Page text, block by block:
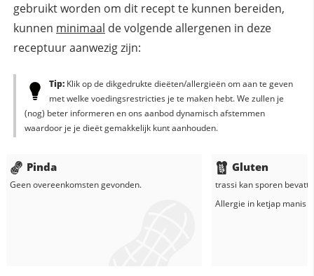
gebruikt worden om dit recept te kunnen bereiden,
kunnen minimaal de volgende allergenen in deze
receptuur aanwezig zijn:
Tip:Klik op de dikgedrukte dieëten/allergieën om aan te geven
met welke voedingsrestricties je te maken hebt. We zullen je
(nog) beter informeren en ons aanbod dynamisch afstemmen
waardoor je je dieët gemakkelijk kunt aanhouden.
Pinda
Geen overeenkomsten gevonden.
Gluten
trassi kan sporen
Allergie in ketjap manis